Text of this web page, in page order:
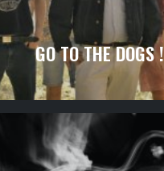
GO TO THE DOGS !
jeudi 4nov - 20h30 - SALLE 1
Informations